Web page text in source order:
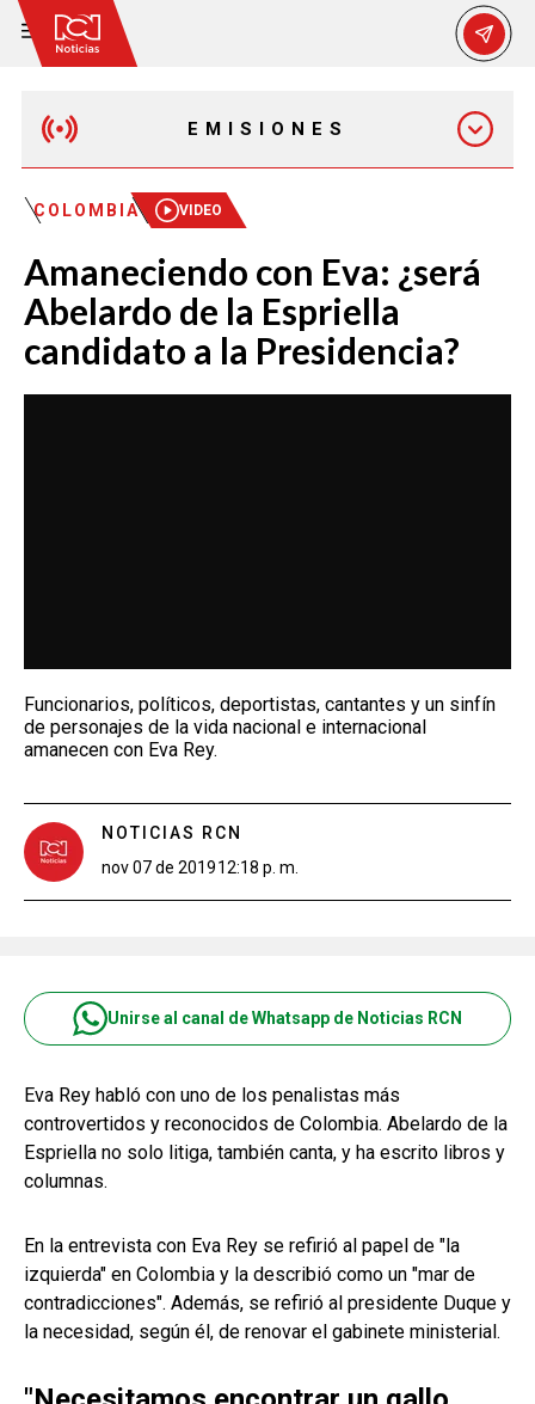
EMISIONES
EMISIÓN 12:30 PM
EMISIÓN 7:00 PM
COLOMBIA VIDEO
Amaneciendo con Eva: ¿será
Abelardo de la Espriella
candidato a la Presidencia?
Funcionarios, políticos, deportistas, cantantes y un sinfín
de personajes de la vida nacional e internacional
amanecen con Eva Rey.
NOTICIAS RCN
nov 07 de 201912:18 p. m.
Unirse al canal de Whatsapp de Noticias RCN
Eva Rey habló con uno de los penalistas más
controvertidos y reconocidos de Colombia. Abelardo de la
Espriella no solo litiga, también canta, y ha escrito libros y
columnas.
En la entrevista con Eva Rey se refirió al papel de "la
izquierda" en Colombia y la describió como un "mar de
contradicciones". Además, se refirió al presidente Duque y
la necesidad, según él, de renovar el gabinete ministerial.